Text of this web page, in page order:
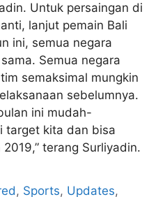
Untuk persaingan di
lanjut pemain Bali
ini, semua negara
Semua negara
semaksimal mungkin
sebelumnya.
ini mudah-
target kita dan bisa
terang Surliyadin.
, Sports, Updates,